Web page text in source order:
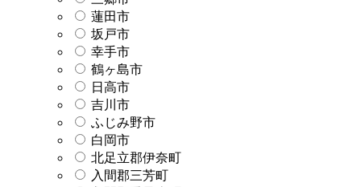
蓮田市
坂戸市
幸手市
鶴ヶ島市
日高市
吉川市
ふじみ野市
白岡市
北足立郡伊奈町
入間郡三芳町